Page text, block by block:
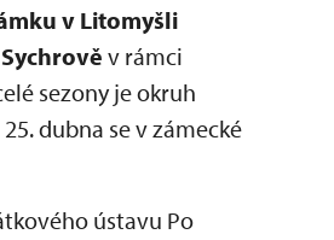
v Litomyšli
v rámci
sezony je okruh
dubna se v zámecké
ústavu Po